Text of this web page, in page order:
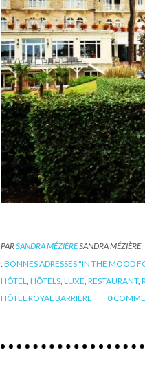
PARSANDRA MÉZIÈRESANDRA MÉZIÈRE
:BONNES ADRESSES "IN THE MOOD
HÔTEL, HÔTELS, LUXE, RESTAURANT,
HÔTEL ROYAL BARRIÈRE
0